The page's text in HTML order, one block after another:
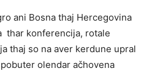
ani Bosna thaj Hercegovina
thar konferencija, rotale
thaj so na aver kerdune upral
olendar ačhovena